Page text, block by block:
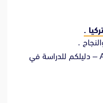
.
.
مركز الخوارزمي الأكاديمي A.C.K – دليلكم للدراسة في